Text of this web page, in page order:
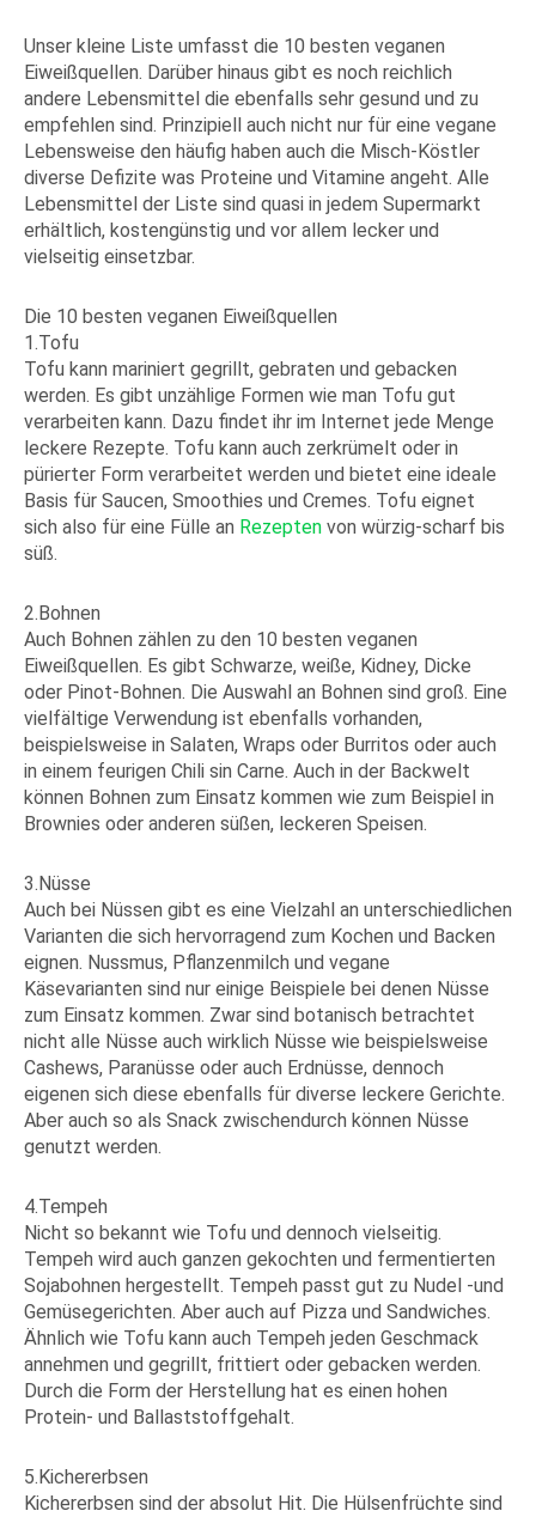
Unser kleine Liste umfasst die 10 besten veganen
Eiweißquellen. Darüber hinaus gibt es noch reichlich
andere Lebensmittel die ebenfalls sehr gesund und zu
empfehlen sind. Prinzipiell auch nicht nur für eine vegane
Lebensweise den häufig haben auch die Misch-Köstler
diverse Defizite was Proteine und Vitamine angeht. Alle
Lebensmittel der Liste sind quasi in jedem Supermarkt
erhältlich, kostengünstig und vor allem lecker und
vielseitig einsetzbar.
Die 10 besten veganen Eiweißquellen
1.Tofu
Tofu kann mariniert gegrillt, gebraten und gebacken
werden. Es gibt unzählige Formen wie man Tofu gut
verarbeiten kann. Dazu findet ihr im Internet jede Menge
leckere Rezepte. Tofu kann auch zerkrümelt oder in
pürierter Form verarbeitet werden und bietet eine ideale
Basis für Saucen, Smoothies und Cremes. Tofu eignet
sich also für eine Fülle an Rezepten von würzig-scharf bis
süß.
2.Bohnen
Auch Bohnen zählen zu den 10 besten veganen
Eiweißquellen. Es gibt Schwarze, weiße, Kidney, Dicke
oder Pinot-Bohnen. Die Auswahl an Bohnen sind groß. Eine
vielfältige Verwendung ist ebenfalls vorhanden,
beispielsweise in Salaten, Wraps oder Burritos oder auch
in einem feurigen Chili sin Carne. Auch in der Backwelt
können Bohnen zum Einsatz kommen wie zum Beispiel in
Brownies oder anderen süßen, leckeren Speisen.
3.Nüsse
Auch bei Nüssen gibt es eine Vielzahl an unterschiedlichen
Varianten die sich hervorragend zum Kochen und Backen
eignen. Nussmus, Pflanzenmilch und vegane
Käsevarianten sind nur einige Beispiele bei denen Nüsse
zum Einsatz kommen. Zwar sind botanisch betrachtet
nicht alle Nüsse auch wirklich Nüsse wie beispielsweise
Cashews, Paranüsse oder auch Erdnüsse, dennoch
eigenen sich diese ebenfalls für diverse leckere Gerichte.
Aber auch so als Snack zwischendurch können Nüsse
genutzt werden.
4.Tempeh
Nicht so bekannt wie Tofu und dennoch vielseitig.
Tempeh wird auch ganzen gekochten und fermentierten
Sojabohnen hergestellt. Tempeh passt gut zu Nudel -und
Gemüsegerichten. Aber auch auf Pizza und Sandwiches.
Ähnlich wie Tofu kann auch Tempeh jeden Geschmack
annehmen und gegrillt, frittiert oder gebacken werden.
Durch die Form der Herstellung hat es einen hohen
Protein- und Ballaststoffgehalt.
5.Kichererbsen
Kichererbsen sind der absolut Hit. Die Hülsenfrüchte sind